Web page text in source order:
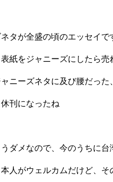
タが全盛の頃のエッセイで
紙をジャニーズにしたら
ニーズネタに及び腰だった
刊になったね
ダメなので、今のうちに
人がウェルカムだけど、そ